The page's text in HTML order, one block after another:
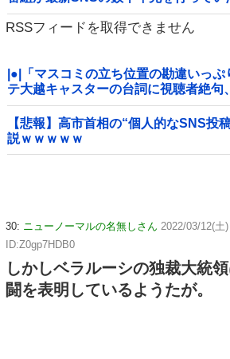
RSSフィードを取得できません
|●|「マスコミの立ち位置の勘違いっ
テ大越キャスターの台詞に視聴者絶句
同列視させようという思惑がひしひし
【悲報】高市首相の“個人的なSNS投
説ｗｗｗｗｗ
30: ニューノーマルの名無しさん 2022/03/12(土
ID:Z0gp7HDB0
しかしベラルーシの独裁大統
闘を表明しているようたが。